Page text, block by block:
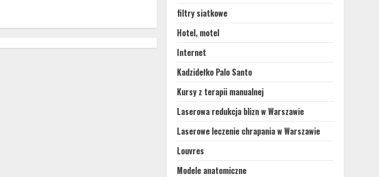
filtry siatkowe
Hotel, motel
Internet
Kadzidełko Palo Santo
Kursy z terapii manualnej
Laserowa redukcja blizn w Warszawie
Laserowe leczenie chrapania w Warszawie
Louvres
Modele anatomiczne